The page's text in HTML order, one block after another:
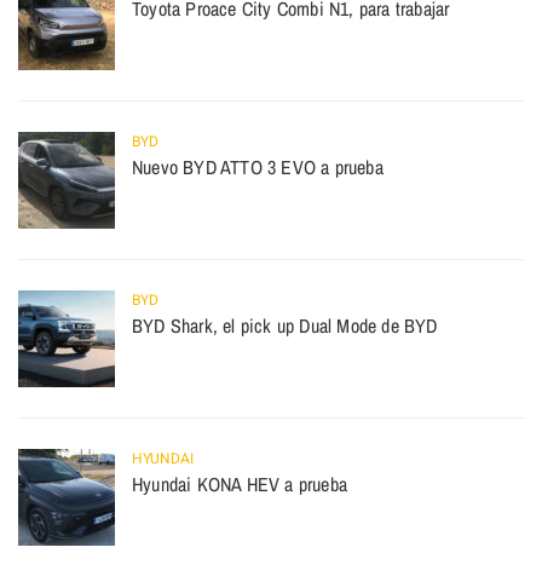
Toyota Proace City Combi N1, para trabajar
BYD
Nuevo BYD ATTO 3 EVO a prueba
BYD
BYD Shark, el pick up Dual Mode de BYD
HYUNDAI
Hyundai KONA HEV a prueba